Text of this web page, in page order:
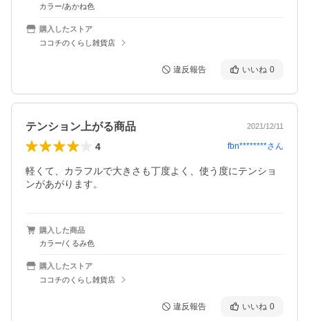
カラー/あかね色
購入したストア
ココチのくらし雑貨店
違反報告 いいね 0
テンション上がる商品 2021/12/11
4 fbn********さん
軽くて、カラフルで大きさも丁度よく、使う度にテンショ
ンがあがります。
購入した商品
カラー/くるみ色
購入したストア
ココチのくらし雑貨店
違反報告 いいね 0